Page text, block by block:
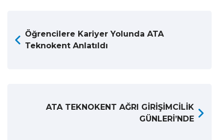
Öğrencilere Kariyer Yolunda ATA
Teknokent Anlatıldı
ATA TEKNOKENT AĞRI GİRİŞİMCİLİK
GÜNLERİ’NDE